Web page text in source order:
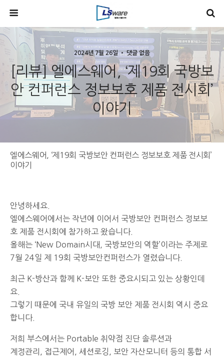
2024년 7월 26일 • 댓글 없음
[리뷰] 엘에스웨어, ‘제19회 국방보
안 컨퍼런스 정보보호 제품 전시회’
이야기
엘에스웨어, ‘제19회 국방보안 컨퍼런스 정보보호 제품 전시회’
이야기
안녕하세요.
엘에스웨어에서는 작년에 이어서 국방보안 컨퍼런스 정보보
호 제품 전시회에 참가하고 왔습니다.
올해는 ‘New Domain시대, 국방보안의 역할’이라는 주제로
7월 24일 제 19회 국방보안컨퍼런스가 열렸습니다.
최근 K-방산과 함께 K-보안 또한 중요시되고 있는 상황인데
요.
그렇기 때문에 국내 유일의 국방 보안 제품 전시회 역시 중요
합니다.
저희 부스에서는 Portable 취약점 진단 솔루션과
계정관리, 접근제어, 세션로깅, 보안 자산모니터 등의 통합 서